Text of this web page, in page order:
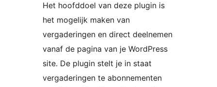
Het hoofddoel van deze plugin is
het mogelijk maken van
vergaderingen en direct deelnemen
vanaf de pagina van je WordPress
site. De plugin stelt je in staat
vergaderingen te abonnementen